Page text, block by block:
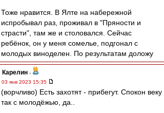
Тоже нравится. В Ялте на набережной
испробывал раз, проживал в "Пряности и
страсти", там же и столовался. Сейчас
ребёнок, он у меня сомелье, подгонал с
молодых виноделен. По результатам доложу
Карелин -
03 янв 2023 15:35
(ворчливо) Есть захотят - прибегут. Спокон веку
так с молодёжью, да..